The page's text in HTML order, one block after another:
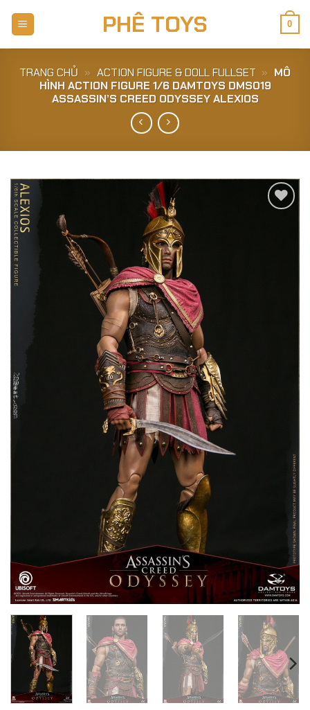
PHÊ TOYS 0
TRANG CHỦ » ACTION FIGURE & DOLL FULLSET » MÔ
HÌNH ACTION FIGURE 1/6 DAMTOYS DMS019
ASSASSIN’S CREED ODYSSEY ALEXIOS